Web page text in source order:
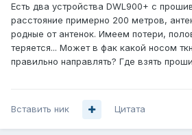
Есть два устройства DWL900+ с
расстояние примерно 200 метров,
родные от антенок. Имеем потери,
теряется... Может в фак какой носом
правильно направлять? Где взять
Вставить ник Цитата